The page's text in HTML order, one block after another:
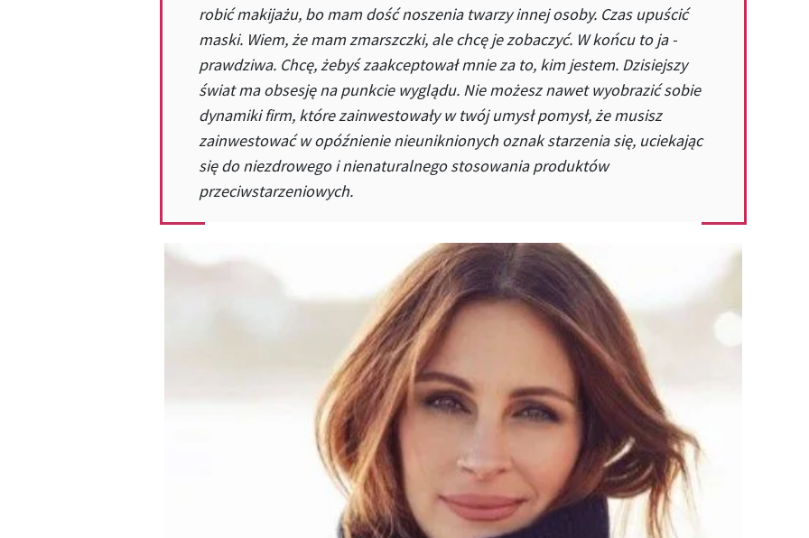
robić makijażu, bo mam dość noszenia twarzy innej osoby. Czas upuścić
maski. Wiem, że mam zmarszczki, ale chcę je zobaczyć. W końcu to ja -
prawdziwa. Chcę, żebyś zaakceptował mnie za to, kim jestem. Dzisiejszy
świat ma obsesję na punkcie wyglądu. Nie możesz nawet wyobrazić sobie
dynamiki firm, które zainwestowały w twój umysł pomysł, że musisz
zainwestować w opóźnienie nieuniknionych oznak starzenia się, uciekając
się do niezdrowego i nienaturalnego stosowania produktów
przeciwstarzeniowych.